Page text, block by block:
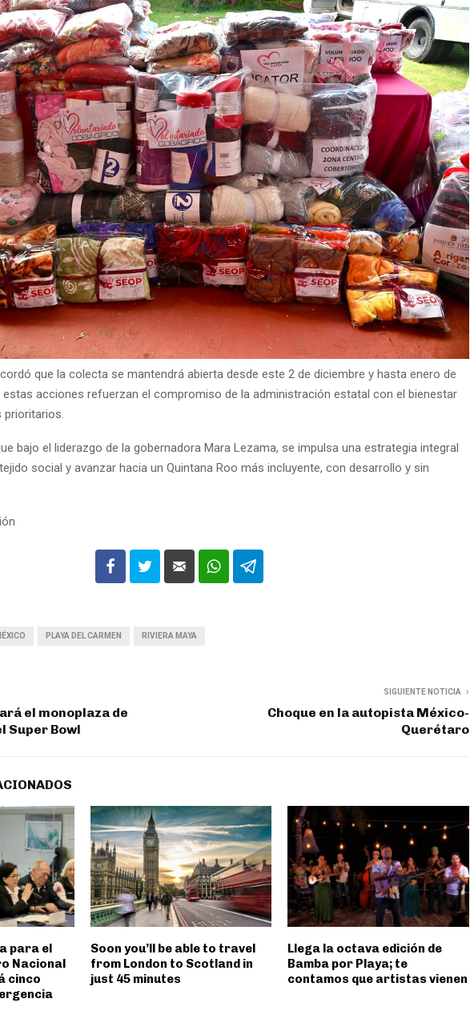
que la colecta se mantendrá abierta desde este 2 de diciembre y hasta enero de
estas acciones refuerzan el compromiso de la administración estatal con el bienestar
bajo el liderazgo de la gobernadora Mara Lezama, se impulsa una estrategia integral
social y avanzar hacia un Quintana Roo más incluyente, con desarrollo y sin
PLAYA DEL CARMEN RIVIERA MAYA
el monoplaza de
Super Bowl
SIGUIENTE NOTICIA
Choque en la autopista México-
Querétaro
para el
Nacional
cinco
Soon you’ll be able to travel
from London to Scotland in
just 45 minutes
Llega la octava edición de
Bamba por Playa; te
contamos que artistas vienen